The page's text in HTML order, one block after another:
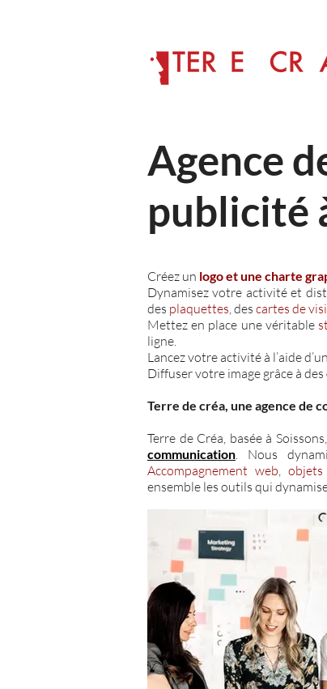
Agence
publicité
Créez un logo et une charte
Dynamisez votre activité et
des plaquettes, des cartes de
Mettez en place une véritable
ligne.
Lancez votre activité à l’aide d’un
Diffuser votre image grâce à des
Terre de créa, une agence de
Terre de Créa, basée à
communication. Nous
Accompagnement web,objets
ensemble les outils qui